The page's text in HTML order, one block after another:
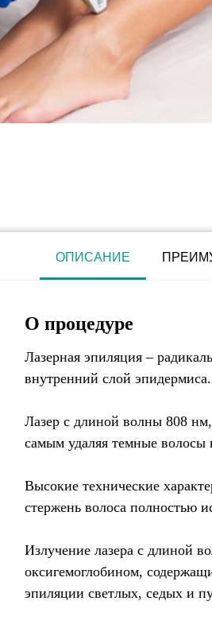
ОПИСАНИЕ
О процедуре
Лазерная эпиляция –
внутренний слой эпидермиса.
Лазер с длиной волны 808
самым удаляя темные
Высокие технические
стержень волоса полностью
Излучение лазера с длиной
оксигемоглобином,
эпиляции светлых, седых и